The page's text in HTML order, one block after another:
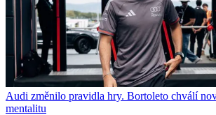
Audi změnilo pravidla hry. Bortoleto chválí
mentalitu